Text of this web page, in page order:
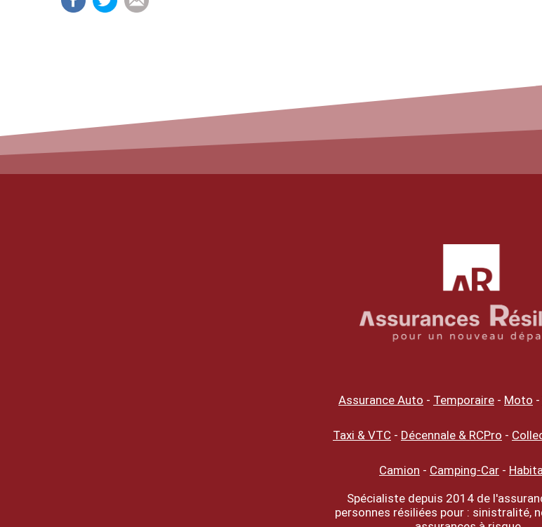
Assurance Auto - Temporaire - Moto -
Taxi & VTC - Décennale & RCPro -
Camion - Camping-Car -
Spécialiste depuis 2014 de
personnes résiliées pour : sinistralité,